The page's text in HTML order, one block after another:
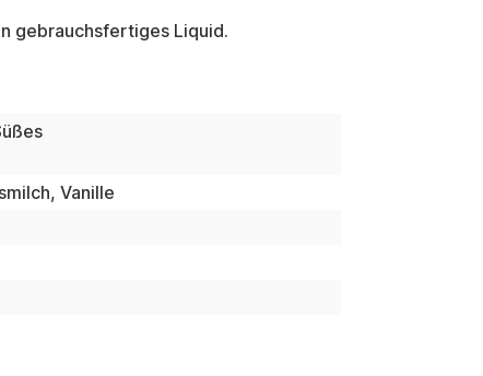
gebrauchsfertiges Liquid.
, Vanille